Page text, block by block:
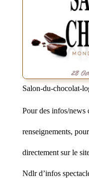
Salon-du-chocolat-
Pour des infos/news
renseignements,
directement sur le
Ndlr d’infos